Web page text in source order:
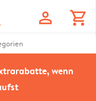
profile shopping_cart
wenn